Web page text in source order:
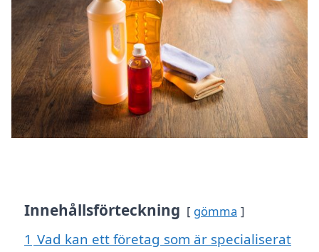
Innehållsförteckning gömma
1 Vad kan ett företag som är specialiserat